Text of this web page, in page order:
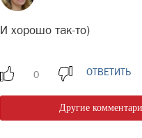
И хорошо так-то)
ОТВЕТИТЬ
Другие